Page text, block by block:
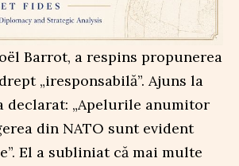
Barrot, a respins propunerea
„iresponsabilă”. Ajuns la
declarat: „Apelurile anumitor
din NATO sunt evident
El a subliniat că mai multe